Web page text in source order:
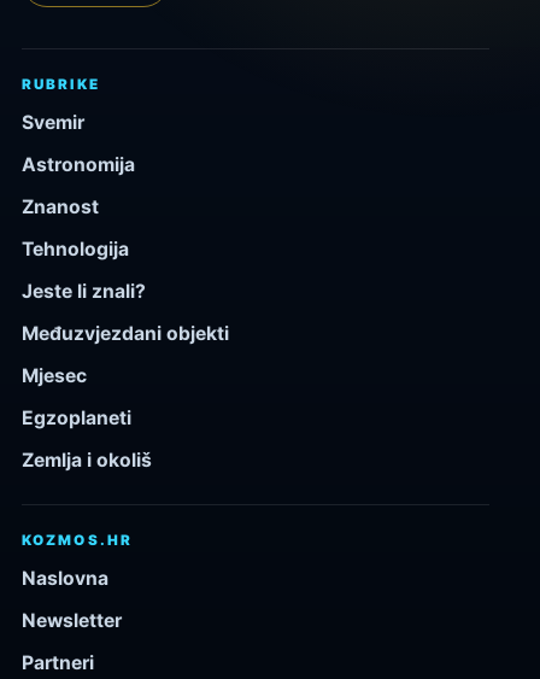
RUBRIKE
Svemir
Astronomija
Znanost
Tehnologija
Jeste li znali?
Međuzvjezdani objekti
Mjesec
Egzoplaneti
Zemlja i okoliš
KOZMOS.HR
Naslovna
Newsletter
Partneri